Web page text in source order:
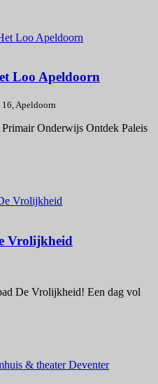
Loo Apeldoorn
Apeldoorn
Onderwijs Ontdek Paleis
Vrolijkheid
De Vrolijkheid! Een dag vol